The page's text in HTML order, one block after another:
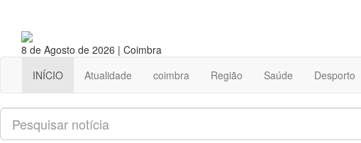
8 de Agosto de 2026 | Coimbra
INÍCIO Atualidade coimbra Região Saúde Desporto
Pesquisar